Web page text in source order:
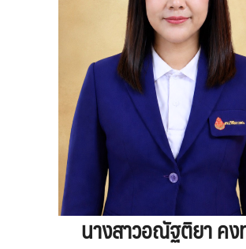
นางสาวอณัฐติยา ค